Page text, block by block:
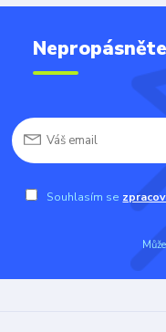
Souhlasím se